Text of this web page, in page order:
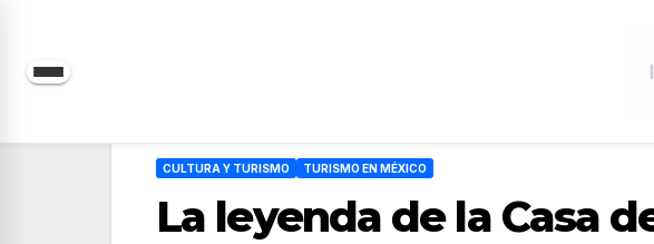
Saltar
CULTURA Y TURISMO TURISMO EN MÉXICO
La leyenda de la Casa